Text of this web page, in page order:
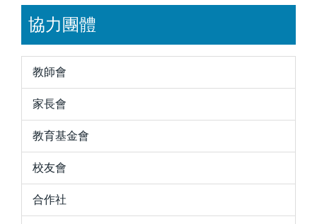
協力團體
教師會
家長會
教育基金會
校友會
合作社